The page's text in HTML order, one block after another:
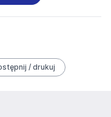
/ drukuj